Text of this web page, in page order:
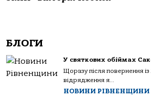
БЛОГИ
У святкових обіймах
Щоразу після повернення
відрядження я...
НОВИНИ РІВНЕНЩИНИ